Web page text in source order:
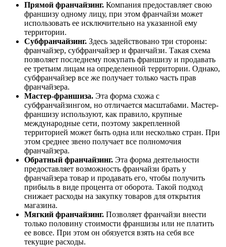
Прямой франчайзинг. Компания предоставляет свою
франшизу одному лицу, при этом франчайзи может
использовать ее исключительно на указанной ему
территории.
Субфранчайзинг. Здесь задействовано три стороны:
франчайзер, субфранчайзер и франчайзи. Такая схема
позволяет последнему покупать франшизу и продавать
ее третьим лицам на определенной территории. Однако,
субфранчайзер все же получает только часть прав
франчайзера.
Мастер-франшиза. Эта форма схожа с
субфранчайзингом, но отличается масштабами. Мастер-
франшизу используют, как правило, крупные
международные сети, поэтому закрепленной
территорией может быть одна или несколько стран. При
этом среднее звено получает все полномочия
франчайзера.
Обратный франчайзинг. Эта форма деятельности
предоставляет возможность франчайзи брать у
франчайзера товар и продавать его, чтобы получить
прибыль в виде процента от оборота. Такой подход
снижает расходы на закупку товаров для открытия
магазина.
Мягкий франчайзинг. Позволяет франчайзи внести
только половину стоимости франшизы или не платить
ее вовсе. При этом он обязуется взять на себя все
текущие расходы.